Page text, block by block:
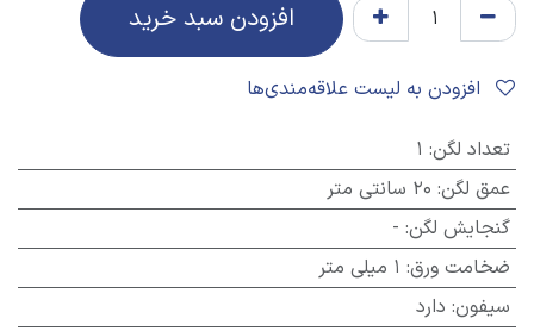
افزودن سبد خرید
تعداد لگن:
1
عمق لگن: 20 سانتی متر
گنجایش لگن:
-
ضخامت ورق: 1 میلی متر
سیفون: دارد